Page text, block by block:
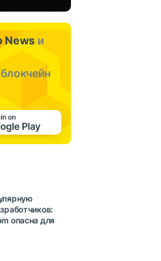
News и
опасна для